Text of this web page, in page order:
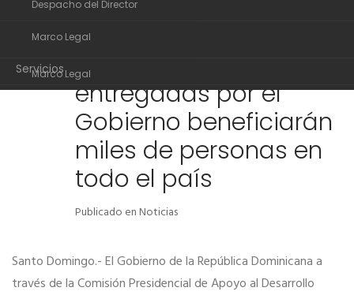
Organigrama
Despacho del Director
Marco Legal
Despacho del Director
Marco Legal
Servicios
Transparencia
Comunidad de ayuda
22
DIC
Obras deportivas y
comunitarias
entregadas por el
Gobierno beneficiarán
miles de personas en
todo el país
Publicado enNoticias
Santo Domingo.- El Gobierno de la República Dominicana a
través de la Comisión Presidencial de Apoyo al Desarrollo